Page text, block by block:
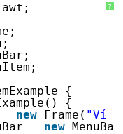
?
{
{
new Frame( "Ví
= new